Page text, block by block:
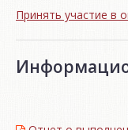
Принять участие в